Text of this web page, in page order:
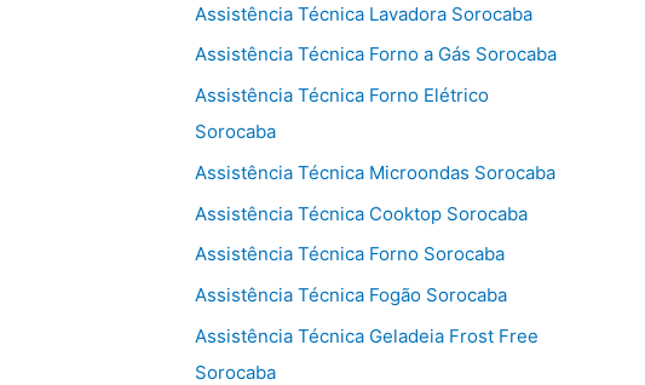
Assistência Técnica Lavadora Sorocaba
Assistência Técnica Forno a Gás Sorocaba
Assistência Técnica Forno Elétrico
Sorocaba
Assistência Técnica Microondas Sorocaba
Assistência Técnica Cooktop Sorocaba
Assistência Técnica Forno Sorocaba
Assistência Técnica Fogão Sorocaba
Assistência Técnica Geladeia Frost Free
Sorocaba